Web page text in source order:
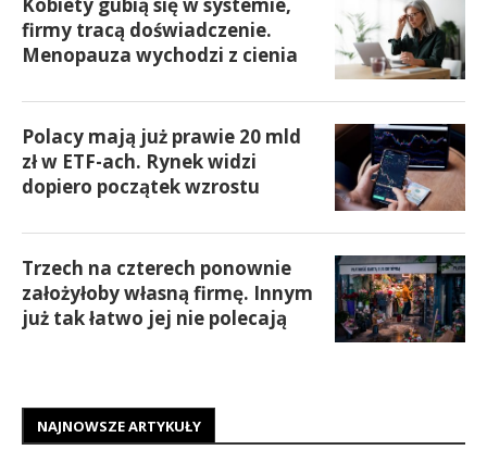
firmy tracą doświadczenie.
Menopauza wychodzi z cienia
Polacy mają już prawie 20 mld
zł w ETF-ach. Rynek widzi
dopiero początek wzrostu
Trzech na czterech ponownie
założyłoby własną firmę. Innym
już tak łatwo jej nie polecają
NAJNOWSZE ARTYKUŁY